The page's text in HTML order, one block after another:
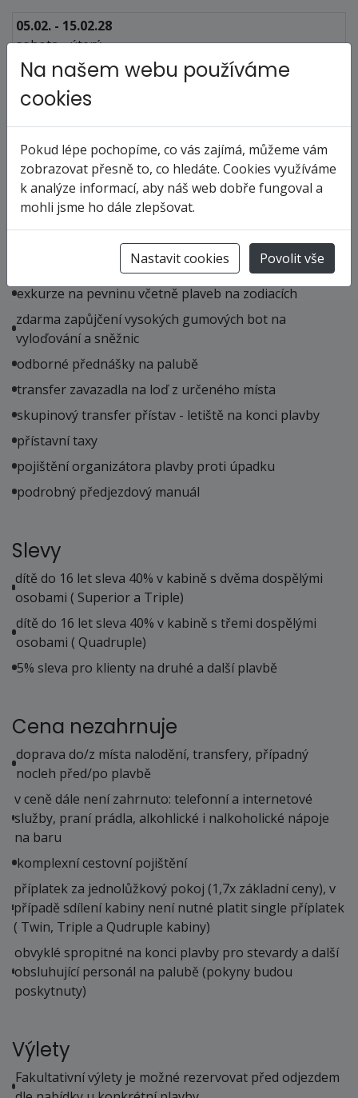
05.02. - 15.02.28
sobota - úterý
238 000 Kč
Cena zahrnuje
plavbu dle uvedeného itineráře
stravování na palubě formou plné penze (čaj, káva,
exkurze na pevninu včetně plaveb na zodiacích
zdarma zapůjčení vysokých gumových bot na
vyloďování a sněžnic
odborné přednášky na palubě
transfer zavazadla na loď z určeného místa
skupinový transfer přístav - letiště na konci plavby
přístavní taxy
pojištění organizátora plavby proti úpadku
podrobný předjezdový manuál
Slevy
dítě do 16 let sleva 40% v kabině s dvěma dospělými
osobami ( Superior a Triple)
dítě do 16 let sleva 40% v kabině s třemi dospělými
osobami ( Quadruple)
5% sleva pro klienty na druhé a další plavbě
Cena nezahrnuje
doprava do/z místa nalodění, transfery, případný
nocleh před/po plavbě
v ceně dále není zahrnuto: telefonní a internetové
služby, praní prádla, alkohlické i nalkoholické nápoje
na baru
komplexní cestovní pojištění
příplatek za jednolůžkový pokoj (1,7x základní ceny), v
případě sdílení kabiny není nutné platit single příplatek
( Twin, Triple a Qudruple kabiny)
obvyklé spropitné na konci plavby pro stevardy a další
obsluhující personál na palubě (pokyny budou
poskytnuty)
Výlety
Fakultativní výlety je možné rezervovat před odjezdem
Na našem webu používáme
cookies
Pokud lépe pochopíme, co vás zajímá, můžeme vám
zobrazovat přesně to, co hledáte. Cookies využíváme
k analýze informací, aby náš web dobře fungoval a
mohli jsme ho dále zlepšovat.
Nastavit cookies Povolit vše